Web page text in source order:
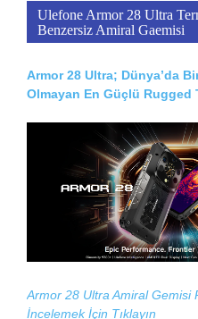
Ulefone Armor 28 Ultra
Benzersiz Amiral Gaemisi
Armor 28 Ultra; Dünya’da
Olmayan En Güçlü Rugged
Armor 28 Ultra Amiral Gemisi
İncelemek İçin Tıklayın